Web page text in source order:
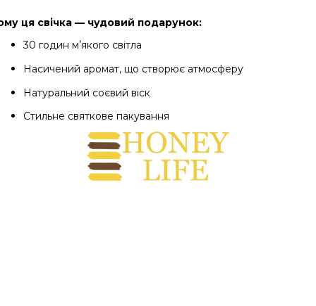
ця свічка — чудовий подарунок:
30 годин мʼякого світла
Насичений аромат, що створює атмосферу
Натуральний соєвий віск
Стильне святкове пакування